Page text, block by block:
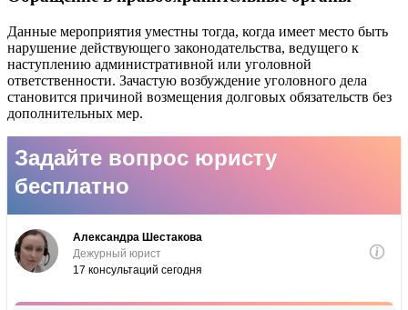
Данные мероприятия уместны тогда, когда имеет место быть
нарушение действующего законодательства, ведущего к
наступлению административной или уголовной
ответственности. Зачастую возбуждение уголовного дела
становится причиной возмещения долговых обязательств без
дополнительных мер.